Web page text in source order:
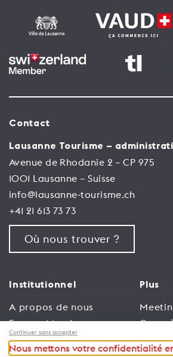
Contact
Lausanne Tourisme –
Avenue de Rhodanie 2 – CP 975
1001 Lausanne – Suisse
info@lausanne-tourisme.ch
+41 21 613 73 73
Où nous trouver ?
Institutionnel
A propos de nous
Espace Membres
Emploi
Plus
Trade
Continuer sans accepter
Nous mettons votre confidentialité